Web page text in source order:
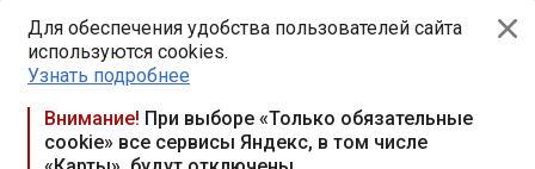
Для обеспечения удобства пользователей сайта
используются cookies.
Узнать подробнее
Внимание! При выборе «Только обязательные
cookie» все сервисы Яндекс, в том числе
Книга замечаний и предложений
Правила и документы
Praca.by © 2000—2026, ООО «ПРАЦА БАЙ»
Республика Беларусь, 220114, г. Минск, пр-т Независимости
117а, пом. № 9.